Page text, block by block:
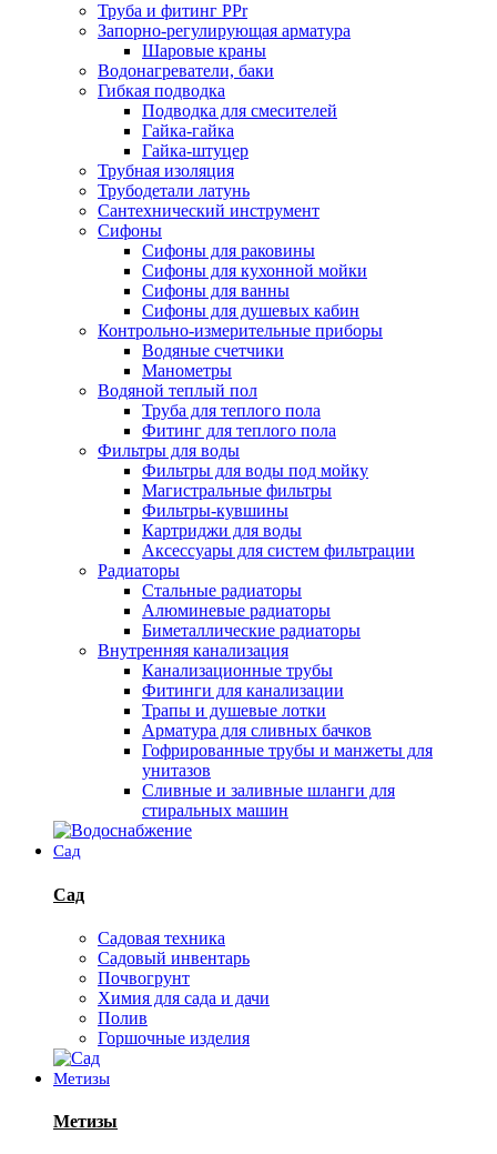
Труба и фитинг PPr
Запорно-регулирующая арматура
Шаровые краны
Водонагреватели, баки
Гибкая подводка
Подводка для смесителей
Гайка-гайка
Гайка-штуцер
Трубная изоляция
Трубодетали латунь
Сантехнический инструмент
Сифоны
Сифоны для раковины
Сифоны для кухонной мойки
Сифоны для ванны
Сифоны для душевых кабин
Контрольно-измерительные приборы
Водяные счетчики
Манометры
Водяной теплый пол
Труба для теплого пола
Фитинг для теплого пола
Фильтры для воды
Фильтры для воды под мойку
Магистральные фильтры
Фильтры-кувшины
Картриджи для воды
Аксессуары для систем фильтрации
Радиаторы
Стальные радиаторы
Алюминевые радиаторы
Биметаллические радиаторы
Внутренняя канализация
Канализационные трубы
Фитинги для канализации
Трапы и душевые лотки
Арматура для сливных бачков
Гофрированные трубы и манжеты для
унитазов
Сливные и заливные шланги для
стиральных машин
Сад
Сад
Садовая техника
Садовый инвентарь
Почвогрунт
Химия для сада и дачи
Полив
Горшочные изделия
Метизы
Метизы